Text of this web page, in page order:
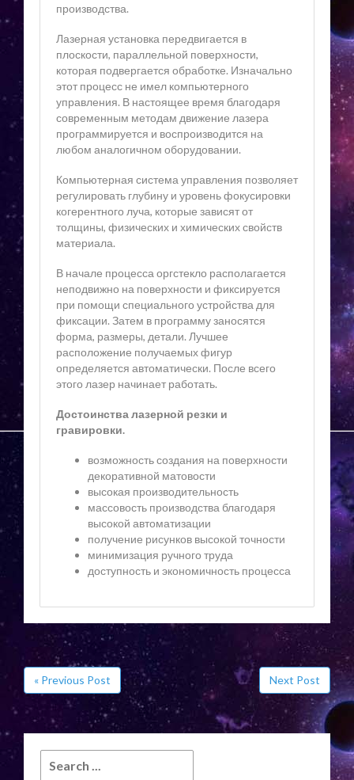
производства.
Лазерная установка передвигается в
плоскости, параллельной поверхности,
которая подвергается обработке. Изначально
этот процесс не имел компьютерного
управления. В настоящее время благодаря
современным методам движение лазера
программируется и воспроизводится на
любом аналогичном оборудовании.
Компьютерная система управления позволяет
регулировать глубину и уровень фокусировки
когерентного луча, которые зависят от
толщины, физических и химических свойств
материала.
В начале процесса оргстекло располагается
неподвижно на поверхности и фиксируется
при помощи специального устройства для
фиксации. Затем в программу заносятся
форма, размеры, детали. Лучшее
расположение получаемых фигур
определяется автоматически. После всего
этого лазер начинает работать.
Достоинства лазерной резки и
гравировки.
возможность создания на поверхности
декоративной матовости
высокая производительность
массовость производства благодаря
высокой автоматизации
получение рисунков высокой точности
минимизация ручного труда
доступность и экономичность процесса
« Previous Post Next Post
for: